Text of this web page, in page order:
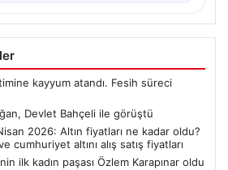
kayyum atandı. Fesih süreci
Devlet Bahçeli ile görüştü
2026: Altın fiyatları ne kadar oldu?
cumhuriyet altını alış satış fiyatları
ilk kadın paşası Özlem Karapınar oldu